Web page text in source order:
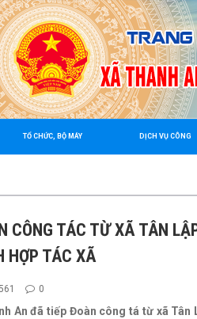
TỔ CHỨC, BỘ MÁY DỊCH VỤ CÔNG
CÔNG TÁC TỪ XÃ TÂN
HỢP TÁC XÃ
0
An đã tiếp Đoàn công tá từ xã